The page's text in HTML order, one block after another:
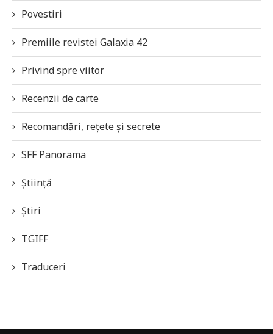
Povestiri
Premiile revistei Galaxia 42
Privind spre viitor
Recenzii de carte
Recomandări, rețete și secrete
SFF Panorama
Știință
Știri
TGIFF
Traduceri